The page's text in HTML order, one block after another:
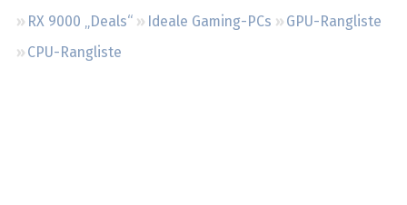
RX 9000 „Deals“
Ideale Gaming-PCs
GPU-Rangliste
CPU-Rangliste